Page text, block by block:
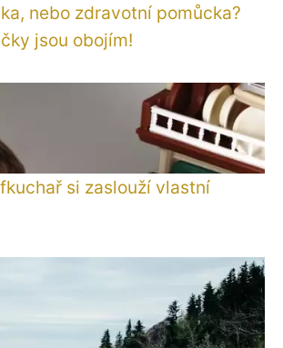
nebo zdravotní pomůcka?
jsou obojím!
si zaslouží vlastní